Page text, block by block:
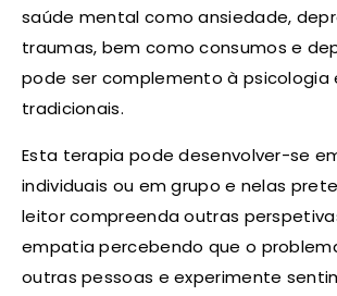
saúde mental como ansiedade,
traumas, bem como consumos e
pode ser complemento à psicologia
tradicionais.
Esta terapia pode desenvolver-se
individuais ou em grupo e nelas
leitor compreenda outras
empatia percebendo que o
outras pessoas e experimente